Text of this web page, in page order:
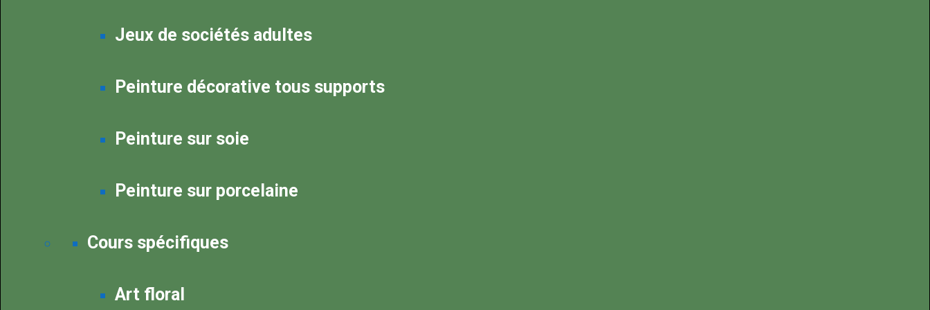
Jeux de sociétés adultes
Peinture décorative tous supports
Peinture sur soie
Peinture sur porcelaine
Cours spécifiques
Art floral